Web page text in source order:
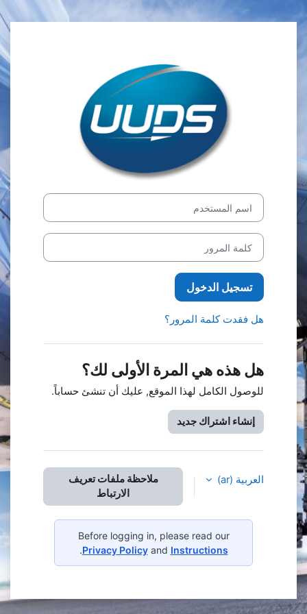
تخطى إلى المحتوى الرئيسي
الدخول إلى UUDS Training Platform
تخطى لتنشيء حسابًا جديدًا
اسم المستخدم
كلمة المرور
تسجيل الدخول
هل فقدت كلمة المرور؟
هل هذه هي المرة الأولى لك؟
للوصول الكامل لهذا الموقع, عليك أن تنشئ حساباً.
إنشاء اشتراك جديد
العربية ‎(ar)‎
ملاحظة ملفات تعريف
الارتباط
Before logging in, please read our
Privacy Policyand Instructions
.